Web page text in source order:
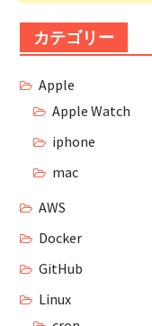
カテゴリー
Apple
Apple Watch
iphone
mac
AWS
Docker
GitHub
Linux